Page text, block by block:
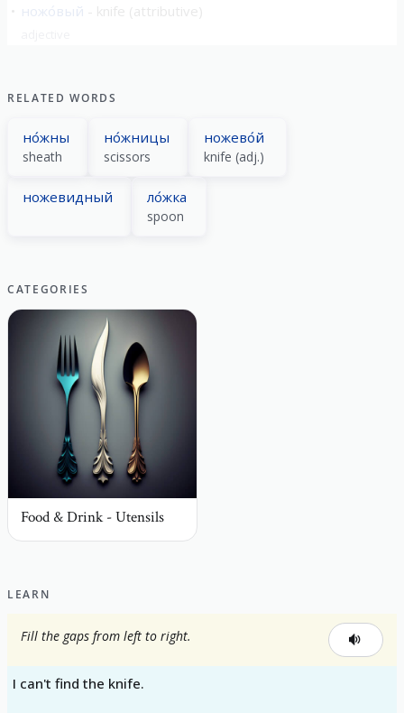
ножо́вый
RELATED WORDS
но́жны
sheath
но́жницы
scissors
ножево́й
knife (adj.)
ножевидный ло́жка
spoon
CATEGORIES
Food & Drink - Utensils
LEARN
Fill the gaps from left to right.
I can't find the knife.